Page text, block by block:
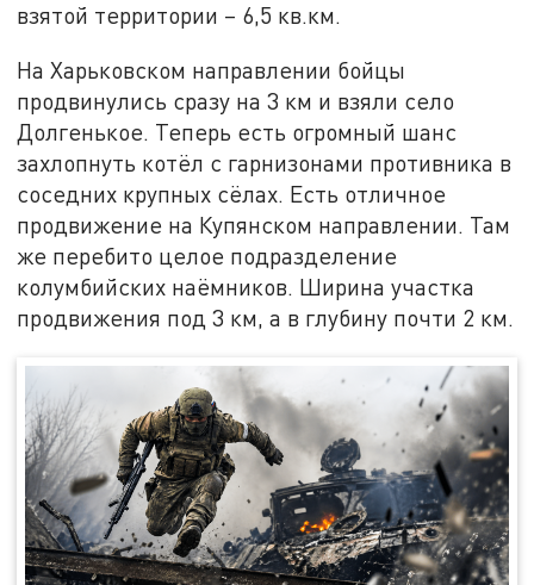
взятой территории – 6,5 кв.км.
На Харьковском направлении бойцы
продвинулись сразу на 3 км и взяли село
Долгенькое. Теперь есть огромный шанс
захлопнуть котёл с гарнизонами противника в
соседних крупных сёлах. Есть отличное
продвижение на Купянском направлении. Там
же перебито целое подразделение
колумбийских наёмников. Ширина участка
продвижения под 3 км, а в глубину почти 2 км.